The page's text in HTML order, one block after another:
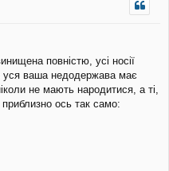
повністю, усі носії
уся ваша недодержава має
не мають народитися, а ті,
ось так само: